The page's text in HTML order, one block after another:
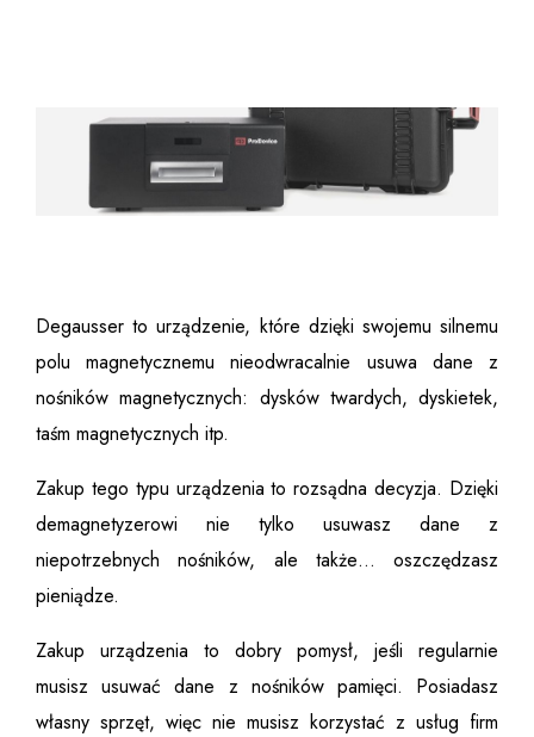
Degausser to urządzenie, które dzięki swojemu silnemu
polu magnetycznemu nieodwracalnie usuwa dane z
nośników magnetycznych: dysków twardych, dyskietek,
taśm magnetycznych itp.
Zakup tego typu urządzenia to rozsądna decyzja. Dzięki
demagnetyzerowi nie tylko usuwasz dane z
niepotrzebnych nośników, ale także… oszczędzasz
pieniądze.
Zakup urządzenia to dobry pomysł, jeśli regularnie
musisz usuwać dane z nośników pamięci. Posiadasz
własny sprzęt, więc nie musisz korzystać z usług firm